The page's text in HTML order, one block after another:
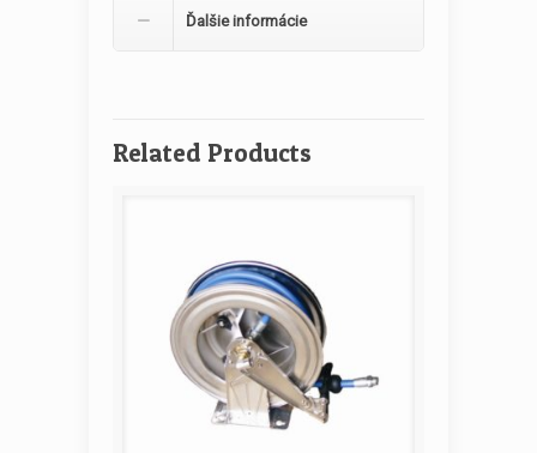
Ďalšie informácie
Related Products